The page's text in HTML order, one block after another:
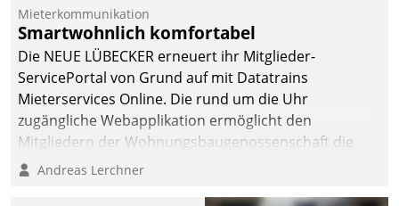
Mieterkommunikation
Smartwohnlich komfortabel
Die NEUE LÜBECKER erneuert ihr Mitglieder-
ServicePortal von Grund auf mit Datatrains
Mieterservices Online. Die rund um die Uhr
zugängliche Webapplikation ermöglicht den
Mitgliedern der Wohnungs­bau­genossenschaft die
Kontaktaufnahme per Smartphone, Tablet oder PC.
Andreas Lerchner